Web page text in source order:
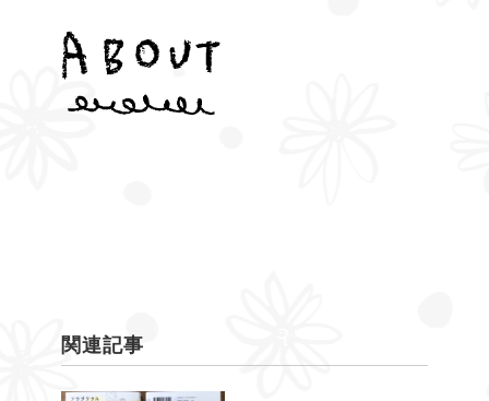
関連記事